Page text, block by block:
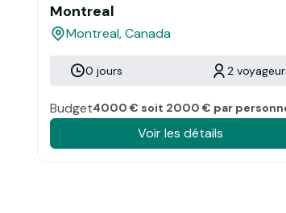
Montreal
Montreal, Canada
0 jours 2
Budget4000 € soit 2000 € par
Voir les détails